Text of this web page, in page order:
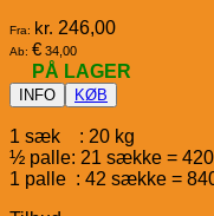
Fra: kr. 246,00
Ab: € 34,00
PÅ LAGER
INFO KØB
1 sæk : 20 kg
½ palle: 21 sække =
1 palle : 42 sække =